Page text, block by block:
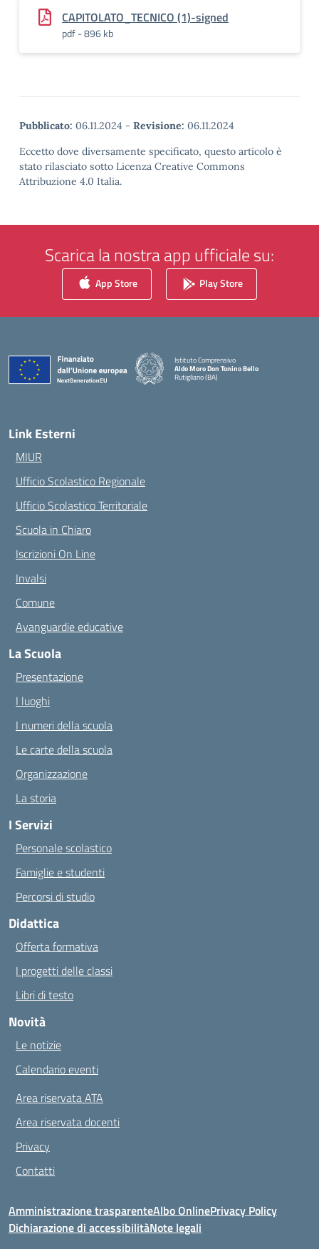
CAPITOLATO_TECNICO (1)-signed
pdf - 896 kb
Pubblicato: 06.11.2024 - Revisione: 06.11.2024
Eccetto dove diversamente specificato, questo articolo è
stato rilasciato sotto Licenza Creative Commons
Attribuzione 4.0 Italia.
Scarica la nostra app ufficiale su:
App Store Play Store
Istituto Comprensivo
Aldo Moro Don Tonino Bello
Rutigliano (BA)
— Visita la pagina iniziale della scuola
Link Esterni
MIUR
Ufficio Scolastico Regionale
Ufficio Scolastico Territoriale
Scuola in Chiaro
Iscrizioni On Line
Invalsi
Comune
Avanguardie educative
La Scuola
Presentazione
I luoghi
I numeri della scuola
Le carte della scuola
Organizzazione
La storia
I Servizi
Personale scolastico
Famiglie e studenti
Percorsi di studio
Didattica
Offerta formativa
I progetti delle classi
Libri di testo
Novità
Le notizie
Calendario eventi
Area riservata ATA
Area riservata docenti
Privacy
Contatti
Amministrazione trasparenteAlbo OnlinePrivacy Policy
Dichiarazione di accessibilitàNote legali